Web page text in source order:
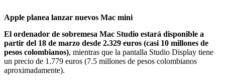
Apple planea lanzar nuevos Mac mini
El ordenador de sobremesa Mac Studio estará disponible a
partir del 18 de marzo desde 2.329 euros (casi 10 millones de
pesos colombianos), mientras que la pantalla Studio Display tiene
un precio de 1.779 euros (7.5 millones de pesos colombianos
aproximadamente).